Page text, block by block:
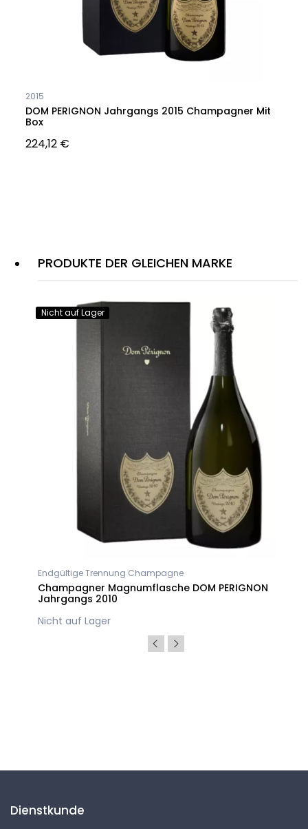
2015
DOM PERIGNON Jahrgangs 2015 Champagner Mit
Box
224,12 €
PRODUKTE DER GLEICHEN MARKE
Nicht auf Lager
Endgültige Trennung Champagne
Champagner Magnumflasche DOM PERIGNON
Jahrgangs 2010
Nicht auf Lager
Dienstkunde